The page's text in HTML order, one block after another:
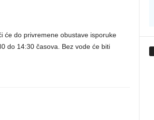
će do privremene obustave isporuke
do 14:30 časova. Bez vode će biti